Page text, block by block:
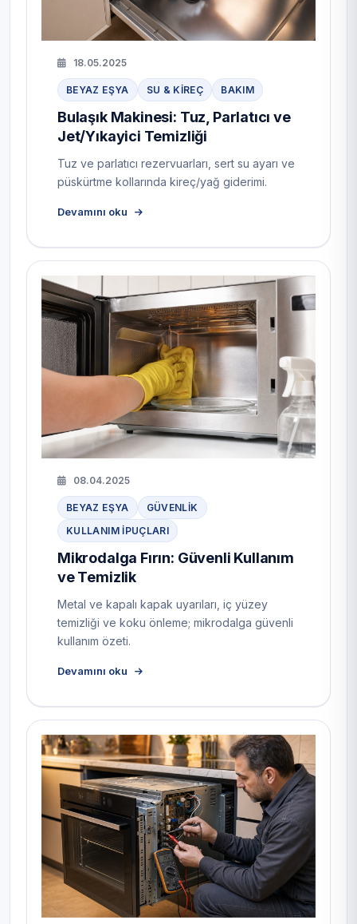
18.05.2025
BEYAZ EŞYA SU & KIREÇ BAKIM
Bulaşık Makinesi: Tuz, Parlatıcı ve
Jet/Yıkayici Temizliği
Tuz ve parlatıcı rezervuarları, sert su ayarı ve
püskürtme kollarında kireç/yağ giderimi.
Devamını oku
08.04.2025
BEYAZ EŞYA
GÜVENLIK
KULLANIM IPUÇLARI
Mikrodalga Fırın: Güvenli Kullanım
ve Temizlik
Metal ve kapalı kapak uyarıları, iç yüzey
temizliği ve koku önleme; mikrodalga güvenli
kullanım özeti.
Devamını oku